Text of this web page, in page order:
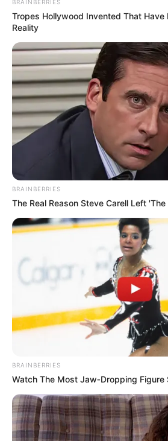
BRAINBERRIES
Tropes Hollywood Invented That Have
Reality
BRAINBERRIES
The Real Reason Steve Carell Left
BRAINBERRIES
Watch The Most Jaw‑Dropping Figure